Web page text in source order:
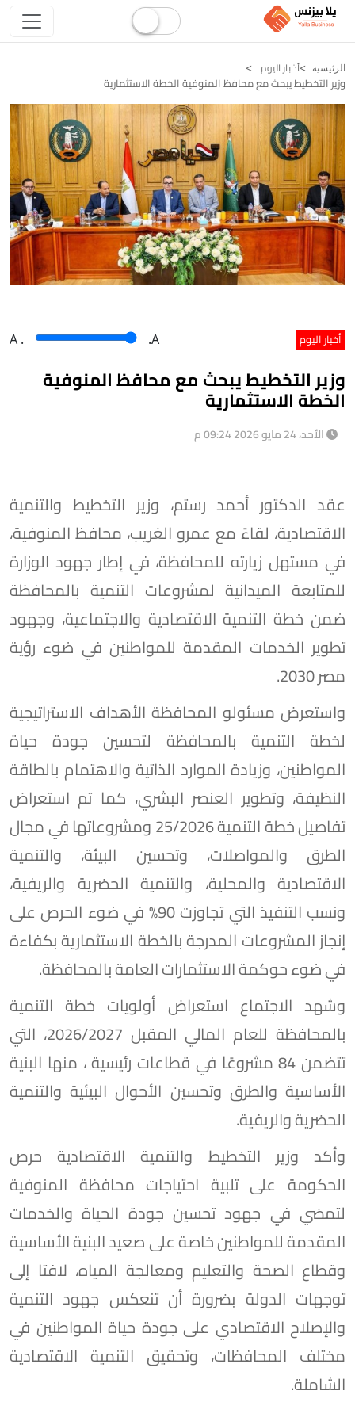
الرئيسيه أخبار اليوم
وزير التخطيط يبحث مع محافظ المنوفية الخطة الاستثمارية
أخبار اليوم A . .A
وزير التخطيط يبحث مع محافظ المنوفية
الخطة الاستثمارية
الأحد، 24 مايو 2026 09:24 م
عقد الدكتور أحمد رستم، وزير التخطيط والتنمية
الاقتصادية، لقاءً مع عمرو الغريب، محافظ المنوفية،
في مستهل زيارته للمحافظة، في إطار جهود الوزارة
للمتابعة الميدانية لمشروعات التنمية بالمحافظة
ضمن خطة التنمية الاقتصادية والاجتماعية، وجهود
تطوير الخدمات المقدمة للمواطنين في ضوء رؤية
مصر 2030.
واستعرض مسئولو المحافظة الأهداف الاستراتيجية
لخطة التنمية بالمحافظة لتحسين جودة حياة
المواطنين، وزيادة الموارد الذاتية والاهتمام بالطاقة
النظيفة، وتطوير العنصر البشري، كما تم استعراض
تفاصيل خطة التنمية 25/2026 ومشروعاتها في مجال
الطرق والمواصلات، وتحسين البيئة، والتنمية
الاقتصادية والمحلية، والتنمية الحضرية والريفية،
ونسب التنفيذ التي تجاوزت 90% في ضوء الحرص على
إنجاز المشروعات المدرجة بالخطة الاستثمارية بكفاءة
في ضوء حوكمة الاستثمارات العامة بالمحافظة.
وشهد الاجتماع استعراض أولويات خطة التنمية
بالمحافظة للعام المالي المقبل 2026/2027، التي
تتضمن 84 مشروعًا في قطاعات رئيسية ، منها البنية
الأساسية والطرق وتحسين الأحوال البيئية والتنمية
الحضرية والريفية.
وأكد وزير التخطيط والتنمية الاقتصادية حرص
الحكومة على تلبية احتياجات محافظة المنوفية
لتمضي في جهود تحسين جودة الحياة والخدمات
المقدمة للمواطنين خاصة على صعيد البنية الأساسية
وقطاع الصحة والتعليم ومعالجة المياه، لافتا إلى
توجهات الدولة بضرورة أن تنعكس جهود التنمية
والإصلاح الاقتصادي على جودة حياة المواطنين في
مختلف المحافظات، وتحقيق التنمية الاقتصادية
الشاملة.